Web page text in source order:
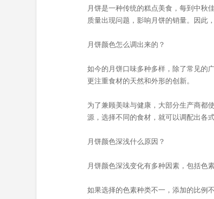
月饼是一种传统的糕点美食，每到中秋
质量出现问题，影响月饼的销量。因此
月饼颜色怎么调出来的？
如今的月饼口味多种多样，除了常见的
更注重食材的天然和外形的创新。
为了兼顾美味与健康，大部分生产商都
源，选择不同的食材，就可以调配出各
月饼颜色深浅什么原因？
月饼颜色深浅变化有多种因素，包括色
如果选择的色素种类不一，添加的比例